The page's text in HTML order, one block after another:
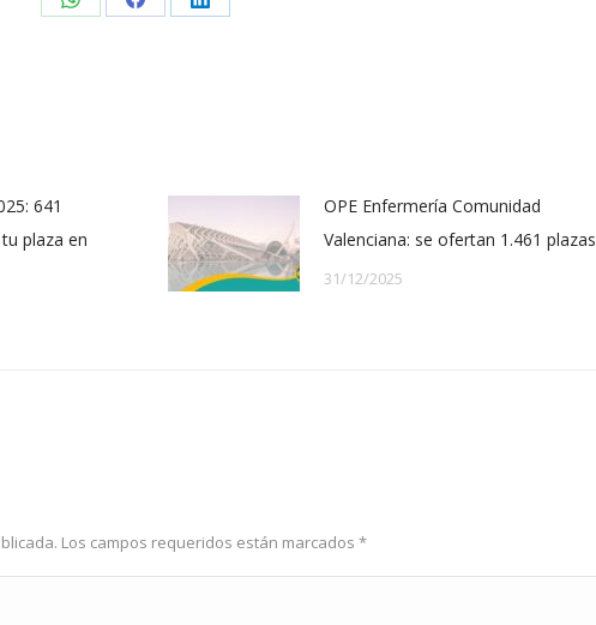
Share Share Share
641
plaza en
OPE Enfermería Comunidad
Valenciana: se ofertan 1.461 plazas
31/12/2025
Los campos requeridos están marcados *